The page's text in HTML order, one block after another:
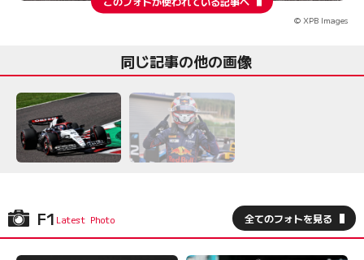
© XPB Images
同じ記事の他の画像
F1 全てのフォトを見る